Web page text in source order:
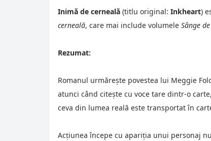
Inimă de cerneală (titlu original: Inkheart)
cerneală, care mai include volumele Sânge
Rezumat:
Romanul urmărește povestea lui Meggie
atunci când citește cu voce tare dintr-o
ceva din lumea reală este transportat în
Acțiunea începe cu apariția unui personaj